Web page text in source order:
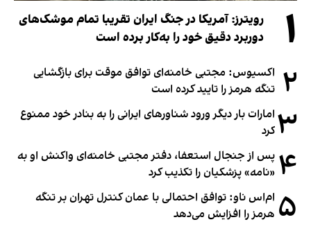
۱
رویترز: آمریکا در جنگ ایران تقریبا تمام موشک‌های
دوربرد دقیق خود را به‌کار برده است
۲ اکسیوس: مجتبی خامنه‌ای توافق موقت برای بازگشایی
تنگه هرمز را تایید کرده است
۳ امارات بار دیگر ورود شناورهای ایرانی را به بنادر خود ممنوع
کرد
۴ پس از جنجال استعفا، دفتر مجتبی خامنه‌ای واکنش او به
«نامه» پزشکیان را تکذیب کرد
۵ ام‌اس ناو: توافق احتمالی با عمان کنترل تهران بر تنگه
هرمز را افزایش می‌دهد